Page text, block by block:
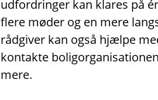
udfordringer kan klares på
flere møder og en mere
rådgiver kan også hjælpe
kontakte
mere.